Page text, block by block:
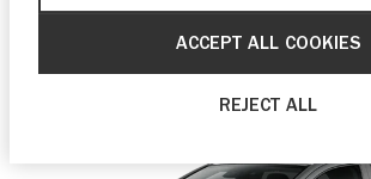
ONTDEKKEN SAMENSTELLEN
REJECT ALL
ACCEPT ALL COOKIES